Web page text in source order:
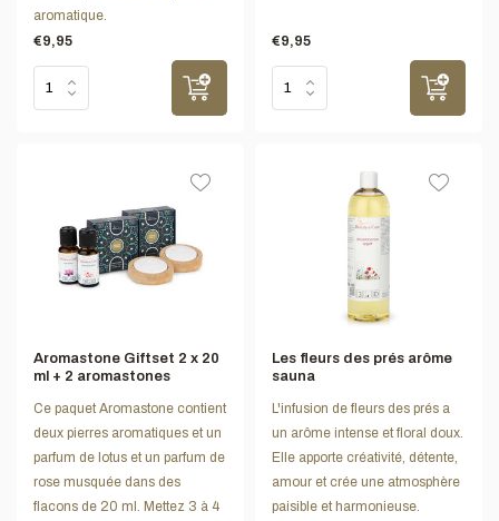
aromatique.
€9,95
€9,95
Aromastone Giftset 2 x 20
ml + 2 aromastones
Ce paquet Aromastone contient
deux pierres aromatiques et un
parfum de lotus et un parfum de
rose musquée dans des
flacons de 20 ml. Mettez 3 à 4
Les fleurs des prés arôme
sauna
L'infusion de fleurs des prés a
un arôme intense et floral doux.
Elle apporte créativité, détente,
amour et crée une atmosphère
paisible et harmonieuse.